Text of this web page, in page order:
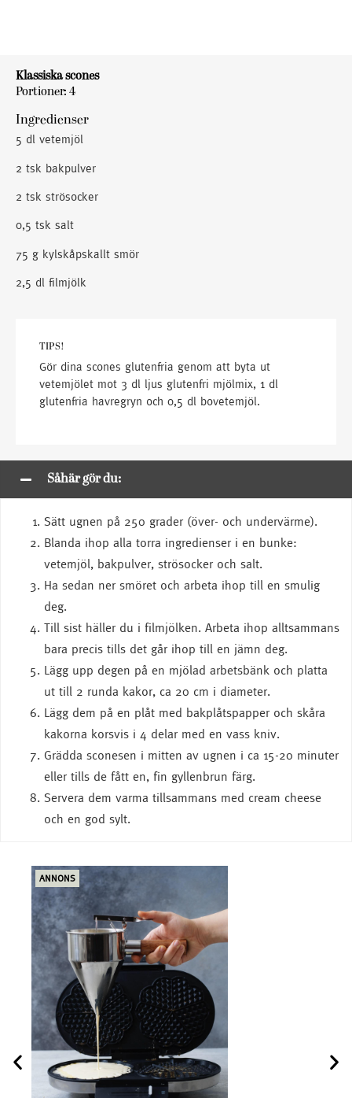
Klassiska scones
Portioner: 4
Ingredienser
5 dl vetemjöl
2 tsk bakpulver
2 tsk strösocker
0,5 tsk salt
75 g kylskåpskallt smör
2,5 dl filmjölk
TIPS!
Gör dina scones glutenfria genom att byta ut
vetemjölet mot 3 dl ljus glutenfri mjölmix, 1 dl
glutenfria havregryn och 0,5 dl bovetemjöl.
Såhär gör du:
Sätt ugnen på 250 grader (över- och undervärme).
Blanda ihop alla torra ingredienser i en bunke:
vetemjöl, bakpulver, strösocker och salt.
Ha sedan ner smöret och arbeta ihop till en smulig
deg.
Till sist häller du i filmjölken. Arbeta ihop alltsammans
bara precis tills det går ihop till en jämn deg.
Lägg upp degen på en mjölad arbetsbänk och platta
ut till 2 runda kakor, ca 20 cm i diameter.
Lägg dem på en plåt med bakplåtspapper och skåra
kakorna korsvis i 4 delar med en vass kniv.
Grädda sconesen i mitten av ugnen i ca 15-20 minuter
eller tills de fått en, fin gyllenbrun färg.
Servera dem varma tillsammans med cream cheese
och en god sylt.
ANNONS